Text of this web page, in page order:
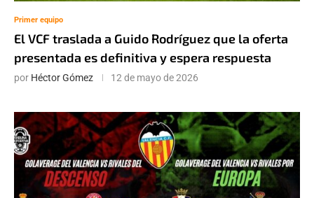
Primer equipo
El VCF traslada a Guido Rodríguez que la oferta
presentada es definitiva y espera respuesta
por Héctor Gómez 12 de mayo de 2026